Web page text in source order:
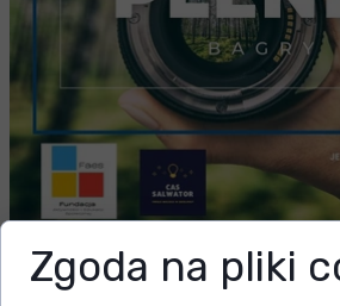
FOTO-Plener
Zgoda na pliki